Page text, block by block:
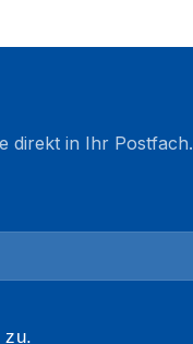
direkt in Ihr Postfach.